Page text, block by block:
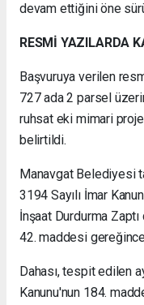
devam ettiğini öne
RESMİ YAZILARDA
Başvuruya verilen
727 ada 2 parsel
ruhsat eki mimari
belirtildi.
Manavgat Belediyesi
3194 Sayılı İmar
İnşaat Durdurma Zaptı
42. maddesi gereğince
Dahası, tespit edilen
Kanunu'nun 184.